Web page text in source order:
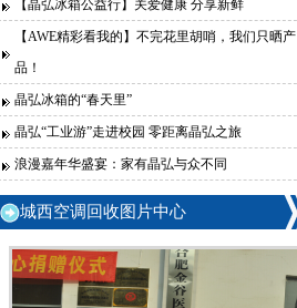
【晶弘冰箱公益行】关爱健康 分享新鲜
【AWE精彩看我的】不完花里胡哨，我们只晒产
品！
晶弘冰箱的“春天里”
晶弘“工业游”走进校园 零距离晶弘之旅
浪漫嘉年华盛宴：家有晶弘与众不同
城西空调回收图片中心